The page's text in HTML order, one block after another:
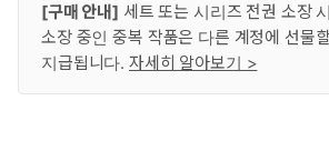
[구매 안내] 세트 또는 시리즈 전권 소장
소장 중인 중복 작품은 다른 계정에 선물
지급됩니다. 자세히 알아보기 >